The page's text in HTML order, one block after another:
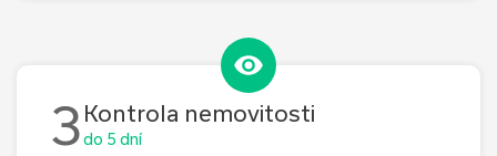
3 Kontrola nemovitosti
do 5 dní